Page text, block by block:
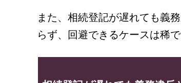
また、相続登記が遅れても義
らず、回避できるケースは稀で